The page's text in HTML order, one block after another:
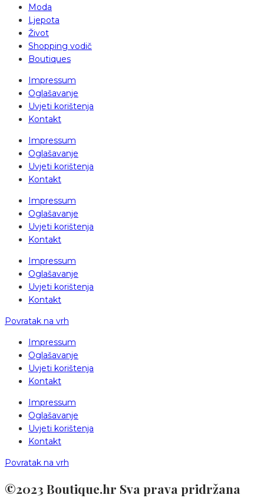
Moda
Ljepota
Život
Shopping vodič
Boutiques
Impressum
Oglašavanje
Uvjeti korištenja
Kontakt
Impressum
Oglašavanje
Uvjeti korištenja
Kontakt
Impressum
Oglašavanje
Uvjeti korištenja
Kontakt
Impressum
Oglašavanje
Uvjeti korištenja
Kontakt
Povratak na vrh
Impressum
Oglašavanje
Uvjeti korištenja
Kontakt
Impressum
Oglašavanje
Uvjeti korištenja
Kontakt
Povratak na vrh
©2023 Boutique.hr Sva prava pridržana